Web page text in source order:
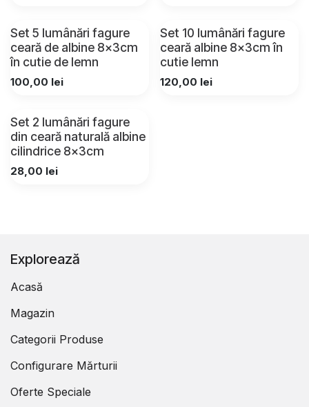
Set 5 lumânări fagure
ceară de albine 8x3cm
în cutie de lemn
100,00 lei
Set 10 lumânări fagure
ceară albine 8x3cm în
cutie lemn
120,00 lei
Set 2 lumânări fagure
din ceară naturală albine
cilindrice 8x3cm
28,00 lei
Explorează
Acasă
Magazin
Categorii Produse
Configurare Mărturii
Oferte Speciale